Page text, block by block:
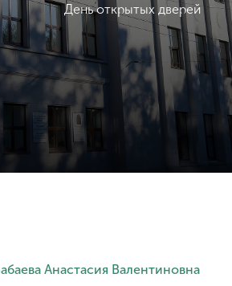
жизнь
День открытых дверей
Анастасия Валентиновна